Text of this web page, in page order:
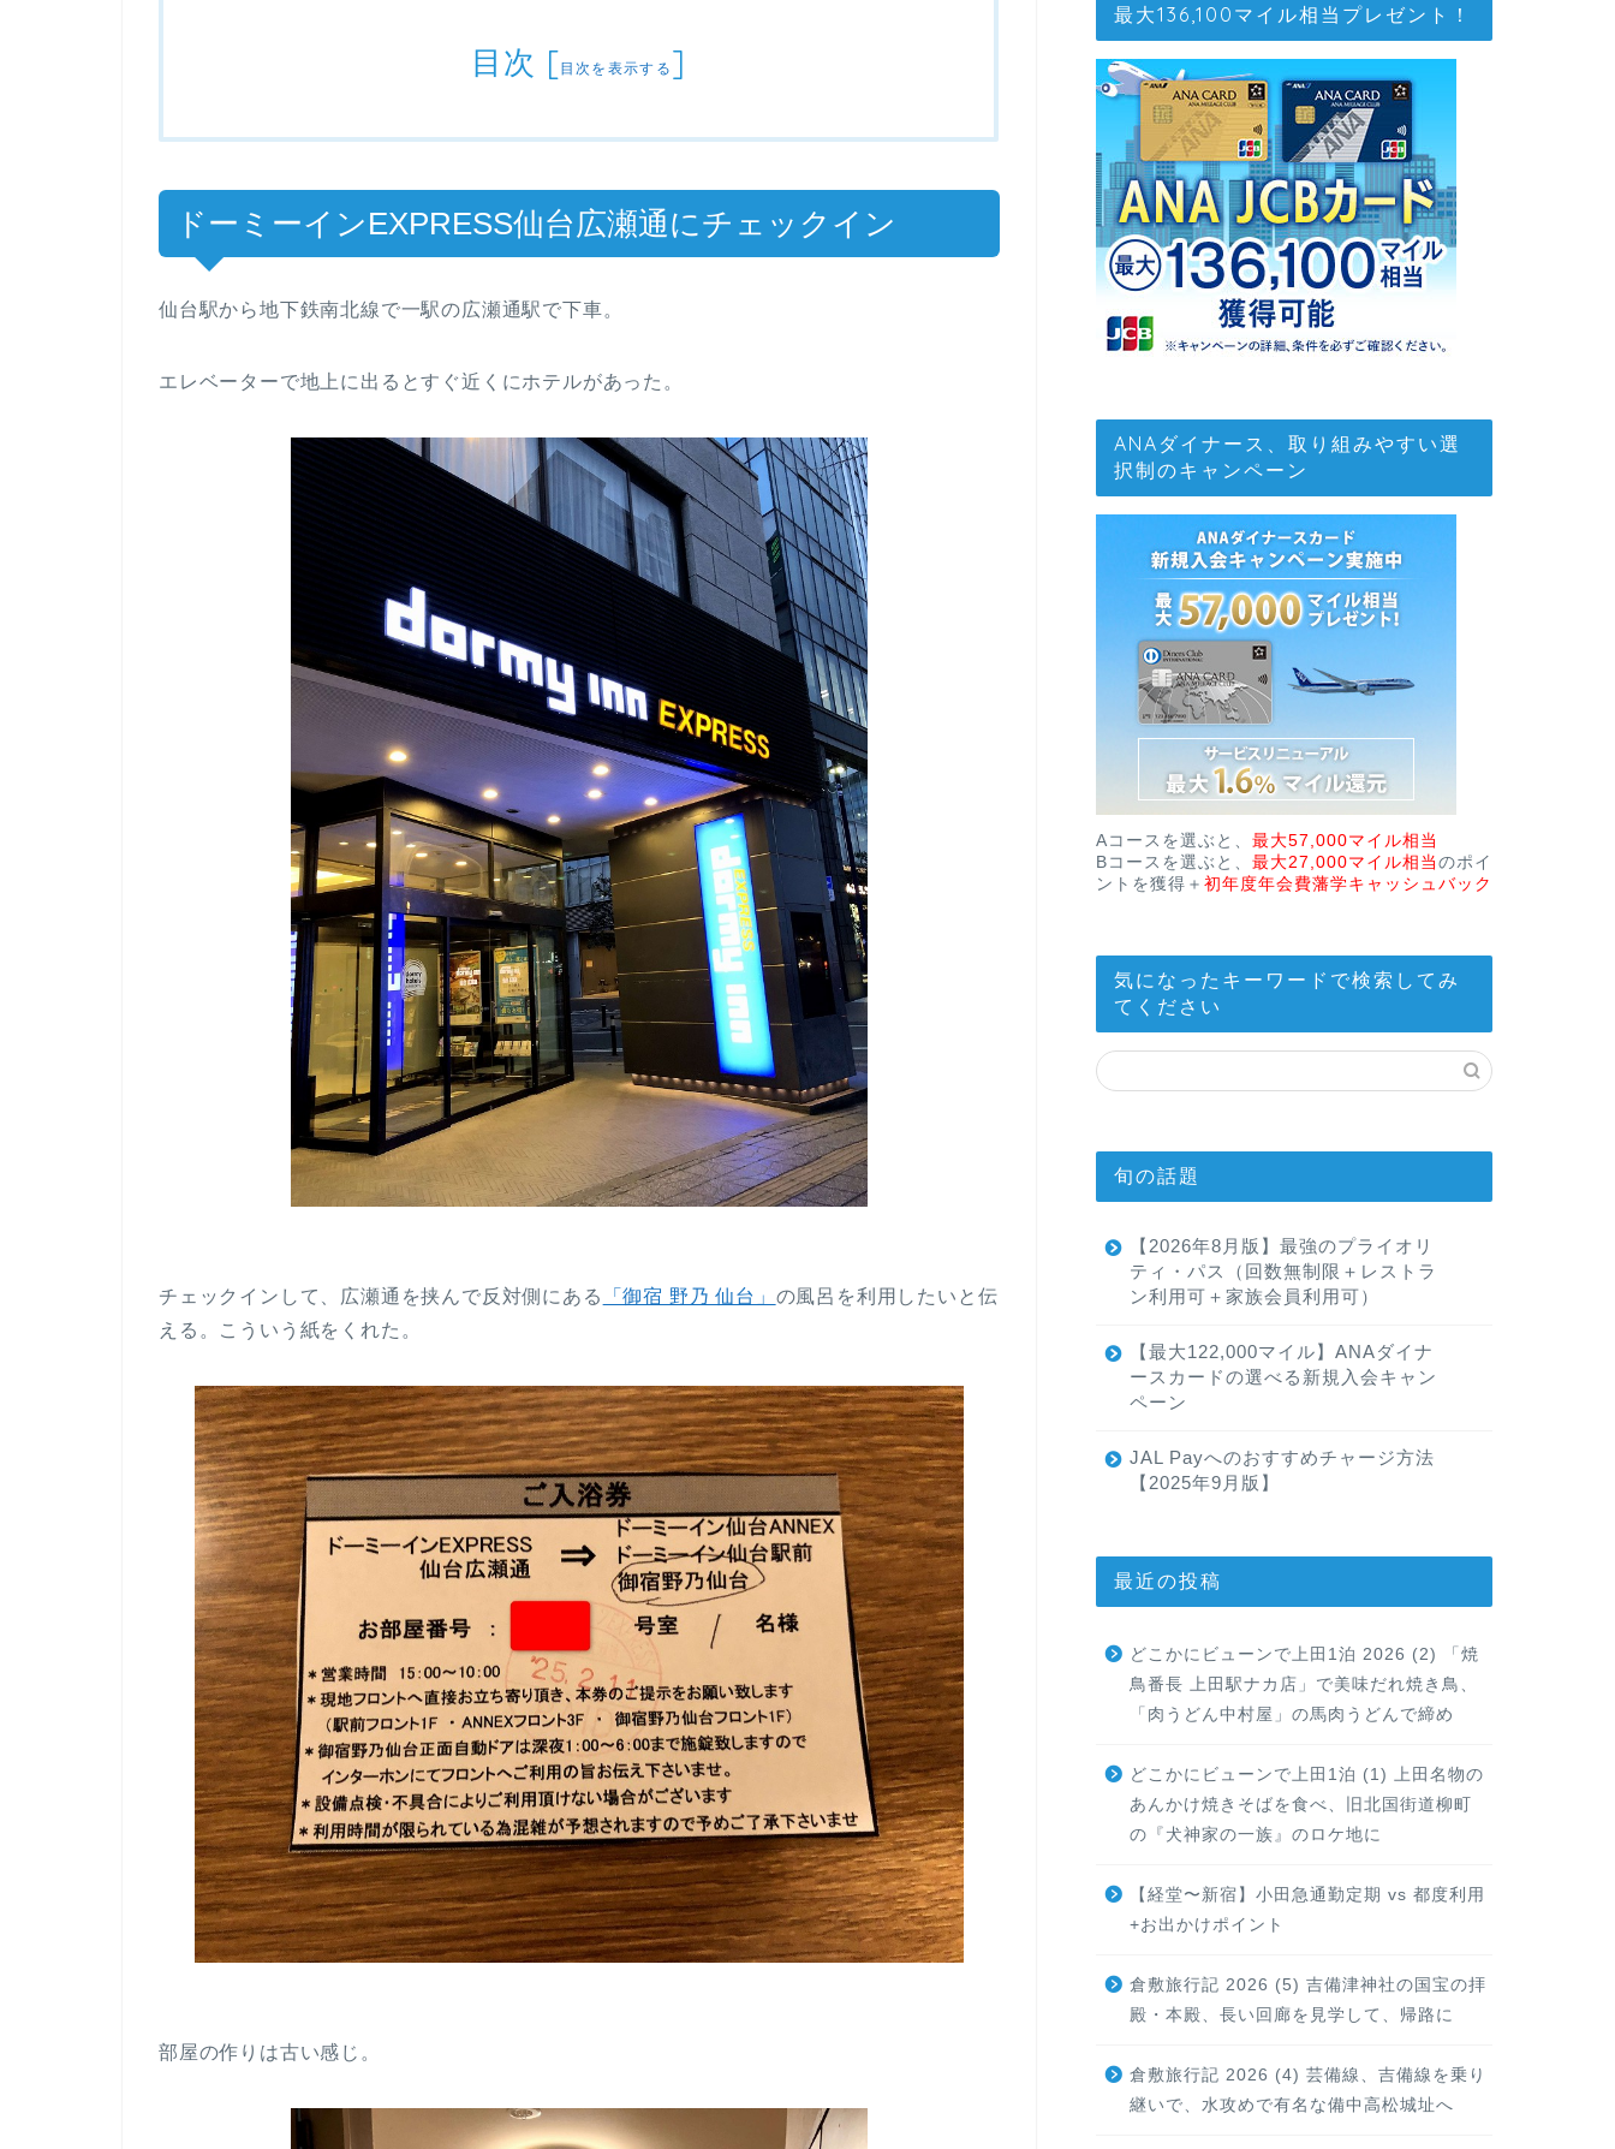
目次 [目次を表示する ]
ドーミーインEXPRESS仙台広瀬通にチェックイン
仙台駅から地下鉄南北線で一駅の広瀬通駅で下車。
エレベーターで地上に出るとすぐ近くにホテルがあった。
チェックインして、広瀬通を挟んで反対側にある 「御宿 野乃 仙台」 の風呂を利用したいと伝
える。こういう紙をくれた。
部屋の作りは古い感じ。
最大136,100マイル相当プレゼント！
ANAダイナース、取り組みやすい選
択制のキャンペーン
Aコースを選ぶと、 最大57,000マイル相当
Bコースを選ぶと、 最大27,000マイル相当 のポイ
ントを獲得＋ 初年度年会費藩学キャッシュバック
気になったキーワードで検索してみ
てください
旬の話題
【2026年8月版】最強のプライオリ
ティ・パス（回数無制限＋レストラ
ン利用可＋家族会員利用可）
【最大122,000マイル】ANAダイナ
ースカードの選べる新規入会キャン
ペーン
JAL Payへのおすすめチャージ方法
【2025年9月版】
最近の投稿
どこかにビューンで上田1泊 2026 (2) 「焼
鳥番長 上田駅ナカ店」で美味だれ焼き鳥、
「肉うどん中村屋」の馬肉うどんで締め
どこかにビューンで上田1泊 (1) 上田名物の
あんかけ焼きそばを食べ、旧北国街道柳町
の『犬神家の一族』のロケ地に
【経堂〜新宿】小田急通勤定期 vs 都度利用
+お出かけポイント
倉敷旅行記 2026 (5) 吉備津神社の国宝の拝
殿・本殿、長い回廊を見学して、帰路に
倉敷旅行記 2026 (4) 芸備線、吉備線を乗り
継いで、水攻めで有名な備中高松城址へ